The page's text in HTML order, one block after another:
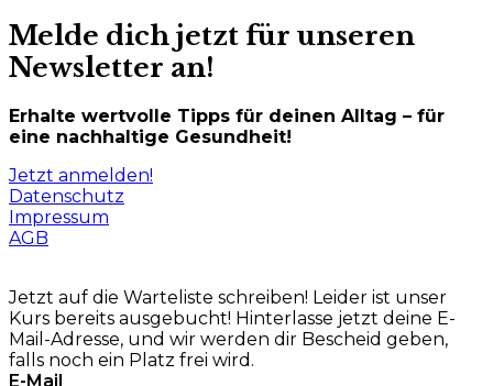
Melde dich jetzt für unseren
Newsletter an!
Erhalte wertvolle Tipps für deinen Alltag – für
eine nachhaltige Gesundheit!
Jetzt anmelden!
Datenschutz
Impressum
AGB
Jetzt auf die Warteliste schreiben! Leider ist unser
Kurs bereits ausgebucht! Hinterlasse jetzt deine E-
Mail-Adresse, und wir werden dir Bescheid geben,
falls noch ein Platz frei wird.
E-Mail